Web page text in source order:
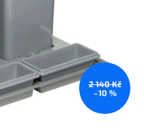
2 140 Kč
–10 %